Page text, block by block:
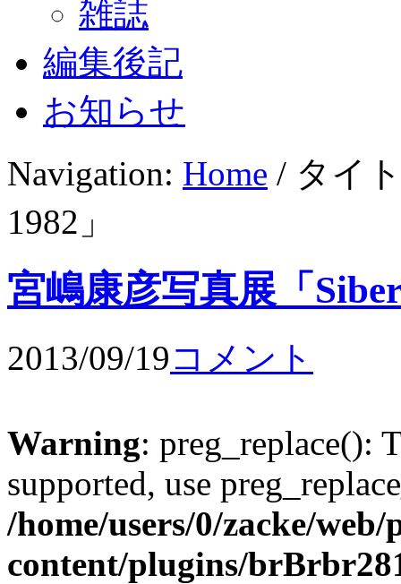
雑誌
編集後記
お知らせ
Navigation: Home / タイ
1982」
宮嶋康彦写真展「
2013/09/19コメント
Warning: preg_replace():
supported, use
/home/users/0/zacke/
content/plugins/